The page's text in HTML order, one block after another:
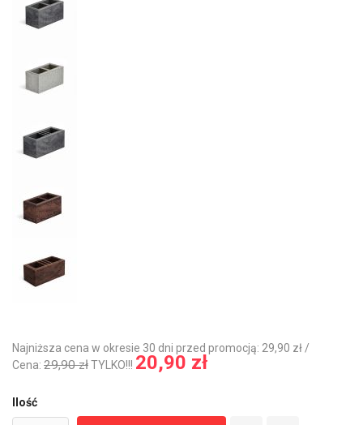
Najniższa cena w okresie 30 dni przed promocją: 29,90 zł /
Cena: 29,90 złTYLKO!!! 20,90 zł
Ilość